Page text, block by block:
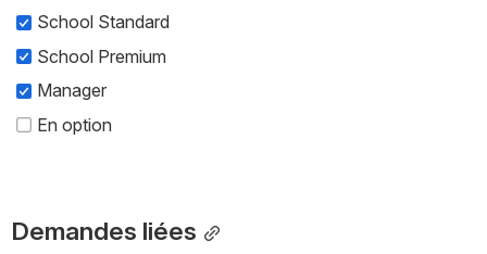
School Standard
School Premium
Manager
En option
Demandes liées